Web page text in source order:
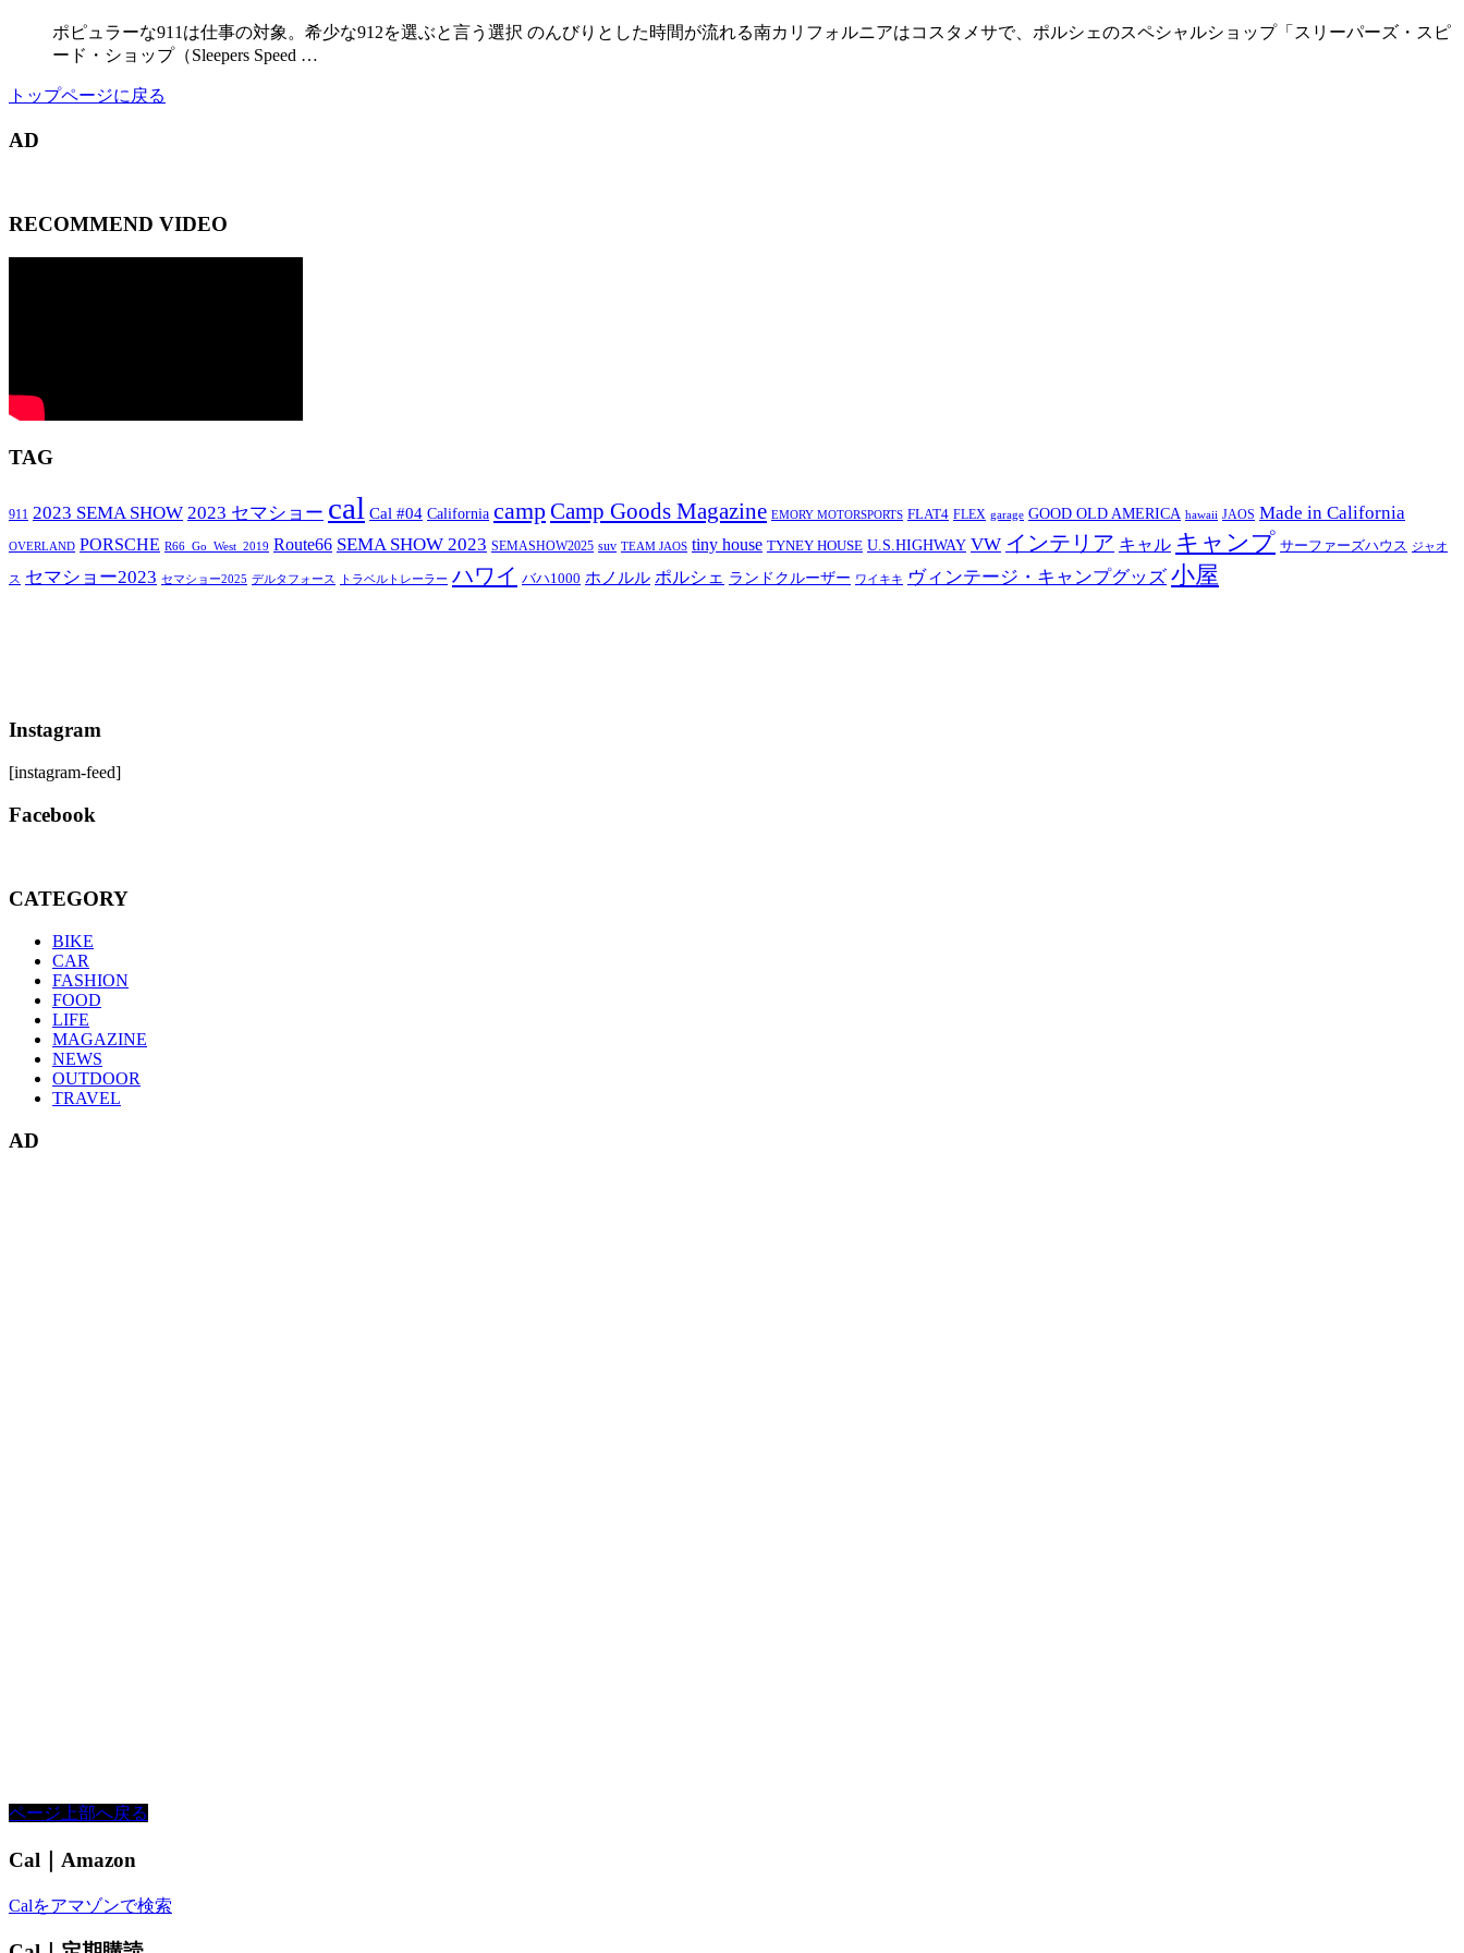
ポピュラーな911は仕事の対象。希少な912を選ぶと言う選択 のんびりとした時間が流れる南カリフォルニアはコスタメサで、ポルシェのスペシャルショップ「スリーパーズ・スピ
ード・ショップ（Sleepers Speed …
トップページに戻る
AD
RECOMMEND VIDEO
TAG
911 2023 SEMA SHOW 2023 セマショー cal Cal #04 California campCamp Goods Magazine EMORY MOTORSPORTS FLAT4 FLEX garage GOOD OLD AMERICA hawaii JAOS Made in California
OVERLAND PORSCHE R66_Go_West_2019 Route66 SEMA SHOW 2023 SEMASHOW2025 suv TEAM JAOS tiny house TYNEY HOUSE U.S.HIGHWAY VW インテリア キャル キャンプ サーファーズハウス ジャオ
ス セマショー2023 セマショー2025 デルタフォース トラベルトレーラー ハワイ バハ1000 ホノルル ポルシェ ランドクルーザー ワイキキ ヴィンテージ・キャンプグッズ 小屋
Instagram
[instagram-feed]
Facebook
CATEGORY
BIKE
CAR
FASHION
FOOD
LIFE
MAGAZINE
NEWS
OUTDOOR
TRAVEL
AD
ページ上部へ戻る
Cal｜Amazon
Calをアマゾンで検索